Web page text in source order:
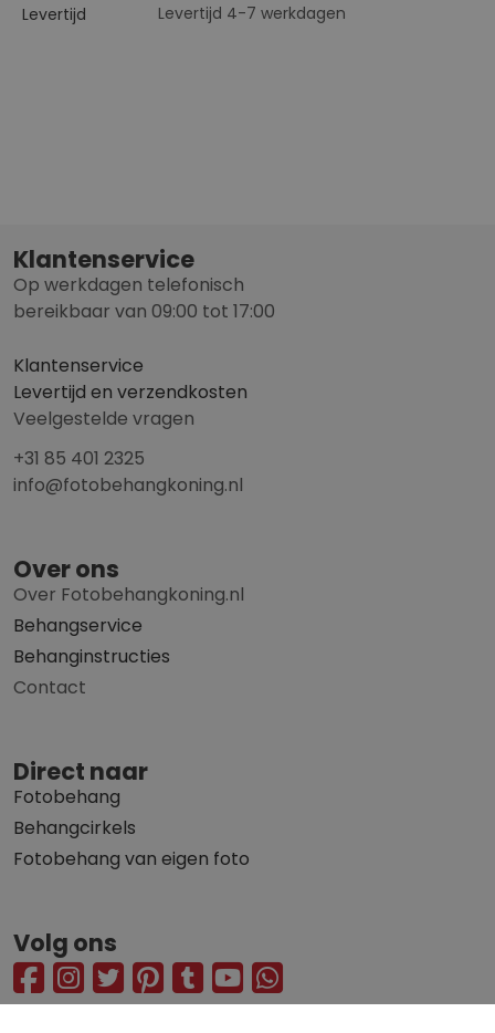
Levertijd Levertijd 4-7 werkdagen
Klantenservice
Op werkdagen telefonisch
bereikbaar van 09:00 tot 17:00
Klantenservice
Levertijd en verzendkosten
Veelgestelde vragen
+31 85 401 2325
info@fotobehangkoning.nl
Over ons
Over Fotobehangkoning.nl
Behangservice
Behanginstructies
Contact
Direct naar
Fotobehang
Behangcirkels
Fotobehang van eigen foto
Volg ons